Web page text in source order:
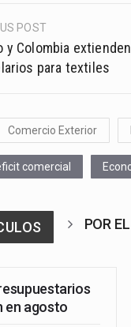
POST
y Colombia
para textiles
Comercio Exterior
comercial
POR
en agosto